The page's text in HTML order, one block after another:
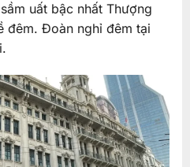
uất bậc nhất Thượng
đêm. Đoàn nghỉ đêm tại